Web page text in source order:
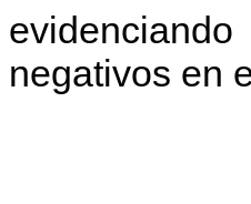
negativos en